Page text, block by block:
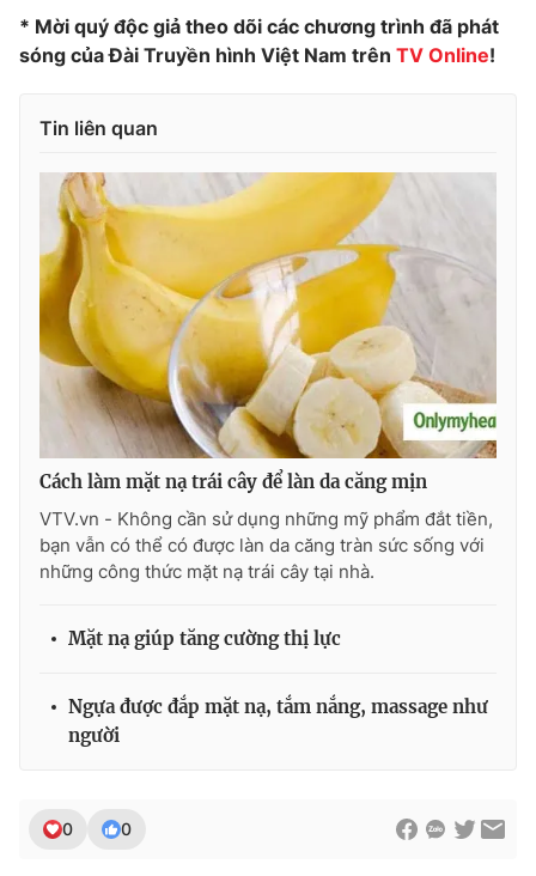
Học trực tuyến
Hitech Công nghệ tương lai
Tư vấn
Giao lưu trực tuyến
Lịch phát sóng
Chuyên mục khác
Emagazine Podcast
Photo Infographic
Video Shorts video
VTV Money VTV Thể thao
VTV Sức khoẻ Bất động sản
Vươn mình bằng AI
Liên hệ tòa soạn
* Mời quý độc giả theo dõi các chương trình đã phát
sóng của Đài Truyền hình Việt Nam trên TV Online!
Tin liên quan
Cách làm mặt nạ trái cây để làn da căng mịn
VTV.vn - Không cần sử dụng những mỹ phẩm đắt tiền,
bạn vẫn có thể có được làn da căng tràn sức sống với
những công thức mặt nạ trái cây tại nhà.
Mặt nạ giúp tăng cường thị lực
Ngựa được đắp mặt nạ, tắm nắng, massage như
người
0 0